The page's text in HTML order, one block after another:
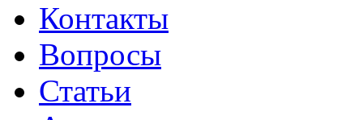
Контакты
Вопросы
Статьи